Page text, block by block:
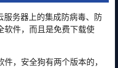
服务器上的集成防病毒、防
软件，而且是免费下载使
，安全狗有两个版本的，